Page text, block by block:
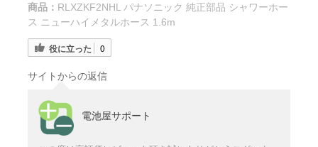
商品： RLXZKF2NHL パナソニック 純正部品 シャワーホー
ス ニューハイメタルホース 1.6m
役に立った 0
サイトからの返信
電池屋サポート